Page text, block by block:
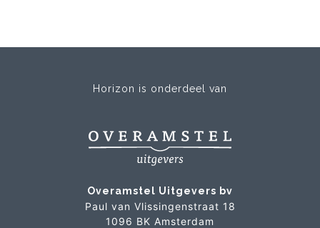
Horizon is onderdeel van
Overamstel Uitgevers bv
Paul van Vlissingenstraat 18
1096 BK Amsterdam